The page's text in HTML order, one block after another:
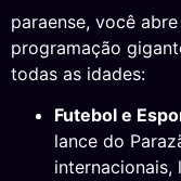
paraense, você
programação
todas as idades:
Futebol e
lance do